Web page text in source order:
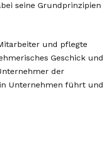
seine Grundprinzipien
und pflegte
Geschick und
der
Unternehmen führt und